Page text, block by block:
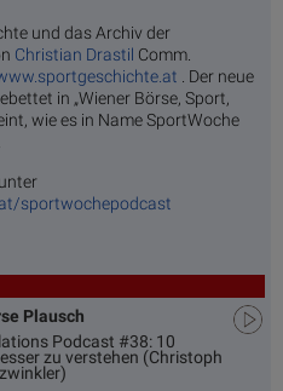
und das Archiv der
Christian Drastil Comm.
. Der neue
in „Wiener Börse, Sport,
wie es in Name SportWoche
sportwochepodcast
Plausch
Podcast #38: 10
zu verstehen (Christoph